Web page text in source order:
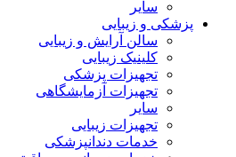
سایر
پزشکی و زیبایی
سالن آرایش و زیبایی
کلینیک زیبایی
تجهیزات پزشکی
تجهیزات آزمایشگاهی
سایر
تجهیزات زیبایی
خدمات دندانپزشکی